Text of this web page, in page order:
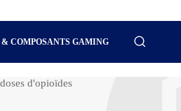
& COMPOSANTS GAMING
d'opioïdes